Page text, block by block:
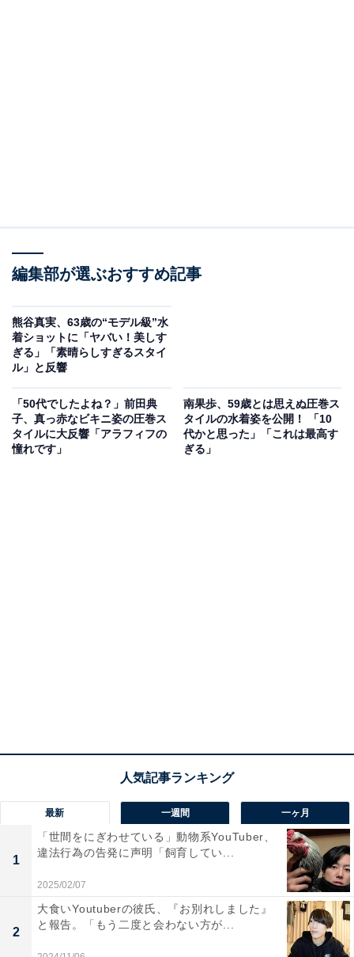
編集部が選ぶおすすめ記事
熊谷真実、63歳の“モデル級”水
着ショットに「ヤバい！美しす
ぎる」「素晴らしすぎるスタイ
ル」と反響
「50代でしたよね？」前田典
子、真っ赤なビキニ姿の圧巻ス
タイルに大反響「アラフィフの
憧れです」
南果歩、59歳とは思えぬ圧巻ス
タイルの水着姿を公開！ 「10
代かと思った」「これは最高す
ぎる」
最新 一週間 一ヶ月
1
「世間をにぎわせている」動物系YouTuber、
違法行為の告発に声明「飼育してい...
2025/02/07
2
大食いYoutuberの彼氏、『お別れしました』
と報告。「もう二度と会わない方が...